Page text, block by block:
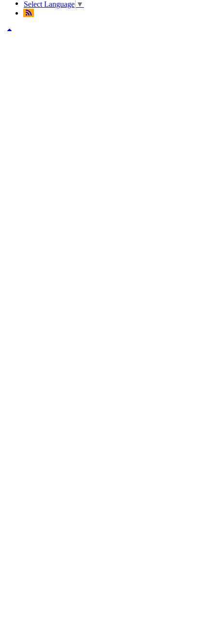
Select Language ▼